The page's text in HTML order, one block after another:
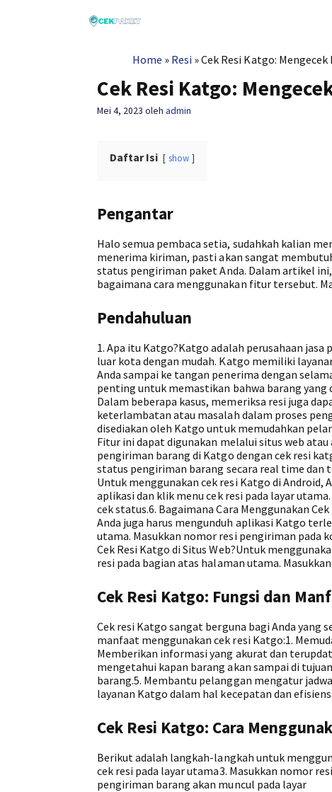
Home » Resi »Cek Resi Katgo:
Cek Resi Katgo:
Mei 4, 2023 oleh admin
Daftar Isi show
Pengantar
Halo semua pembaca setia, sudahkah kalian
menerima kiriman, pasti akan sangat
status pengiriman paket Anda. Dalam artikel
bagaimana cara menggunakan fitur tersebut.
Pendahuluan
1. Apa itu Katgo?Katgo adalah perusahaan
luar kota dengan mudah. Katgo memiliki
Anda sampai ke tangan penerima dengan
penting untuk memastikan bahwa barang yang
Dalam beberapa kasus, memeriksa resi juga
keterlambatan atau masalah dalam proses
disediakan oleh Katgo untuk memudahkan
Fitur ini dapat digunakan melalui situs web
pengiriman barang di Katgo dengan cek resi
status pengiriman barang secara real time dan
Untuk menggunakan cek resi Katgo di Android,
aplikasi dan klik menu cek resi pada layar
cek status.6. Bagaimana Cara Menggunakan
Anda juga harus mengunduh aplikasi Katgo
utama. Masukkan nomor resi pengiriman pada
Cek Resi Katgo di Situs Web?Untuk
resi pada bagian atas halaman utama.
Cek Resi Katgo: Fungsi dan
Cek resi Katgo sangat berguna bagi Anda
manfaat menggunakan cek resi Katgo:1.
Memberikan informasi yang akurat dan
mengetahui kapan barang akan sampai di
barang.5. Membantu pelanggan mengatur
layanan Katgo dalam hal kecepatan dan
Cek Resi Katgo: Cara
Berikut adalah langkah-langkah untuk
cek resi pada layar utama3. Masukkan nomor
pengiriman barang akan muncul pada layar